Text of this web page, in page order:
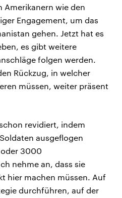
Amerikanern wie den
Engagement, um das
gehen. Jetzt hat es
es gibt weitere
folgen werden.
Rückzug, in welcher
müssen, weiter präsent
revidiert, indem
ausgeflogen
3000
nehme an, dass sie
hier machen müssen. Auf
durchführen, auf der